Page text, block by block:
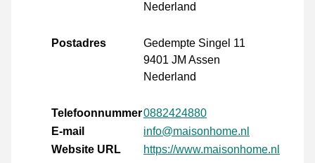
Nederland
Postadres
Gedempte Singel 11
9401 JM Assen
Nederland
Telefoonnummer0882424880
E-mail
info@maisonhome.nl
Website URL
https://www.maisonhome.nl